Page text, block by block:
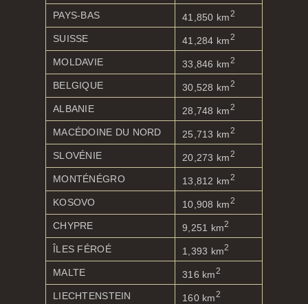
PAYS-BAS 41,850 km 2
SUISSE 41,284 km 2
MOLDAVIE 33,846 km 2
BELGIQUE 30,528 km 2
ALBANIE 28,748 km 2
MACÉDOINE DU NORD 25,713 km 2
SLOVÉNIE 20,273 km 2
MONTÉNÉGRO 13,812 km 2
KOSOVO 10,908 km 2
CHYPRE 9,251 km2
ÎLES FÉROÉ 1,393 km2
MALTE 316 km 2
LIECHTENSTEIN 160 km 2